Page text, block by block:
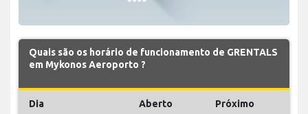
Quais são os horário de funcionamento de GRENTALS
em Mykonos Aeroporto ?
Dia Aberto Próximo